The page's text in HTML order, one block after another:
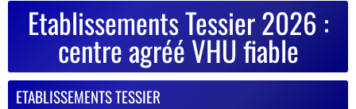
Etablissements Tessier 2026 :
centre agréé VHU fiable
ETABLISSEMENTS TESSIER